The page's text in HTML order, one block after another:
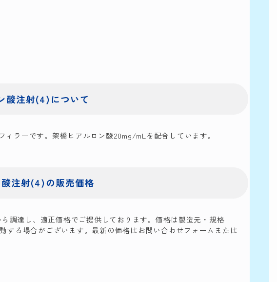
酸注射(4)について
ラーです。架橋ヒアルロン酸20mg/mLを配合しています。
酸注射(4)の販売価格
調達し、適正価格でご提供しております。価格は製造元・規格
する場合がございます。最新の価格はお問い合わせフォームまたは